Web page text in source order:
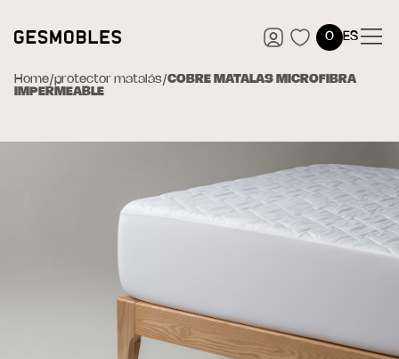
0 ES
Home/protector matalás/COBRE MATALÀS MICROFIBRA
IMPERMEABLE